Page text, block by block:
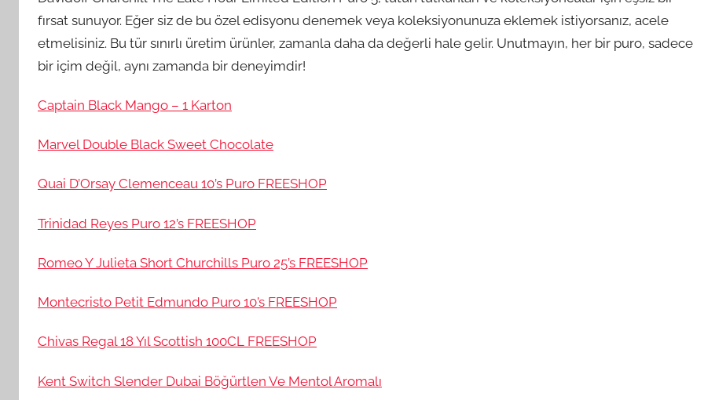
fırsat sunuyor. Eğer siz de bu özel edisyonu denemek veya koleksiyonunuza eklemek istiyorsanız, acele
etmelisiniz. Bu tür sınırlı üretim ürünler, zamanla daha da değerli hale gelir. Unutmayın, her bir puro, sadece
bir içim değil, aynı zamanda bir deneyimdir!
Captain Black Mango – 1 Karton
Marvel Double Black Sweet Chocolate
Quai D’Orsay Clemenceau 10’s Puro FREESHOP
Trinidad Reyes Puro 12’s FREESHOP
Romeo Y Julieta Short Churchills Puro 25’s FREESHOP
Montecristo Petit Edmundo Puro 10’s FREESHOP
Chivas Regal 18 Yıl Scottish 100CL FREESHOP
Kent Switch Slender Dubai Böğürtlen Ve Mentol Aromalı